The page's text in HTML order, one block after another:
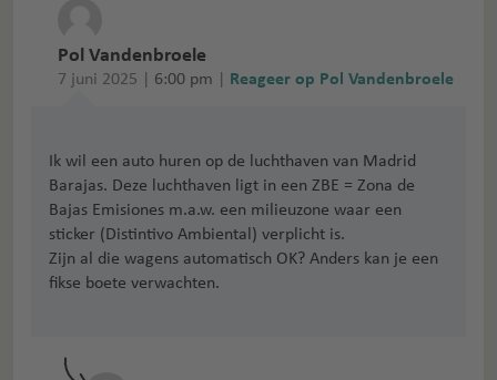
Pol Vandenbroele
7 juni 2025 | 6:00 pm Reageer op Pol Vandenbroele
Ik wil een auto huren op de luchthaven van Madrid
Barajas. Deze luchthaven ligt in een ZBE = Zona de
Bajas Emisiones m.a.w. een milieuzone waar een
sticker (Distintivo Ambiental) verplicht is.
Zijn al die wagens automatisch OK? Anders kan je een
fikse boete verwachten.